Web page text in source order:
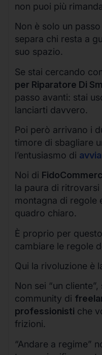
non puoi più
Non è solo un
separa chi resta a
suo spazio.
Se stai cercando
per Riparatore Di
passo avanti: stai
lanciarti davvero.
Poi però arrivano i
timore di sbagliare
l’entusiasmo di
Noi di
la paura di ritrovarsi
montagna di regole
quadro chiaro.
È proprio per
cambiare le regole
Qui la rivoluzione è
Non sei “un
community di
professionisti che
frizioni.
“Andare a regime”